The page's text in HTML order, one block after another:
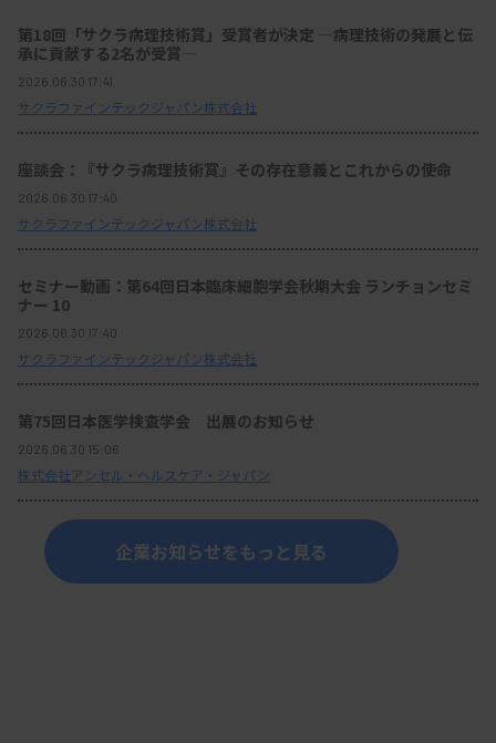
第18回「サクラ病理技術賞」受賞者が決定 ―病理技術の発展と伝
承に貢献する2名が受賞―
2026.06.30 17:41
サクラファインテックジャパン株式会社
座談会：『サクラ病理技術賞』その存在意義とこれからの使命
2026.06.30 17:40
サクラファインテックジャパン株式会社
セミナー動画：第64回日本臨床細胞学会秋期大会 ランチョンセミ
ナー 10
2026.06.30 17:40
サクラファインテックジャパン株式会社
第75回日本医学検査学会 出展のお知らせ
2026.06.30 15:06
株式会社アンセル・ヘルスケア・ジャパン
企業お知らせをもっと見る